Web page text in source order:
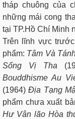
tháp chuông của
những mái cong
tại TP.Hồ Chí Minh
Trên lĩnh vực
phẩm: Tâm Và
Sống Vị Tha
Bouddhisme Au
(1964)Địa Tạng
phẩm chưa xuất
Hư Vân lão Hòa